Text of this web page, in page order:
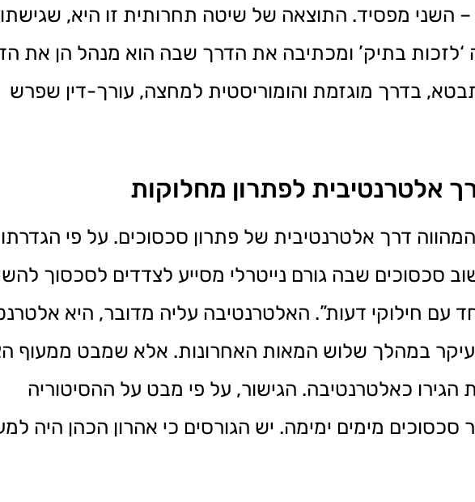
מפסיד. התוצאה של שיטה תחרותית זו היא, שגישתו
בתיק’ ומכתיבה את הדרך שבה הוא מנהל הן את
בדרך מוגזמת והומוריסטית למחצה, עורך-דין שפרש
אלטרנטיבית לפתרון מחלוקות
דרך אלטרנטיבית של פתרון סכסוכים. על פי הגדרתו
סכסוכים שבה גורם נייטרלי מסייע לצדדים לסכסוך
עם חילוקי דעות”. האלטרנטיבה עליה מדובר, היא
במהלך שלוש המאות האחרונות. אלא שמבט ממעוף
כאלטרנטיבה. הגישור, על פי מבט על ההסיטוריה
מימים ימימה. יש הגורסים כי אהרון הכהן היה